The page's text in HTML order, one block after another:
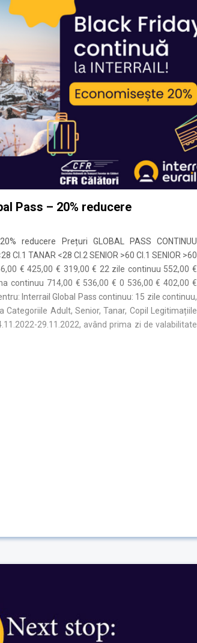
Pass – 20% reducere
reducere Prețuri GLOBAL PASS CONTINUU
Cl.1 TANAR <28 Cl.2 SENIOR >60 Cl.1 SENIOR >60
€ 425,00 € 319,00 € 22 zile continuu 552,00 €
continuu 714,00 € 536,00 € 0 536,00 € 402,00 €
Interrail Global Pass continuu: 15 zile continuu,
Adult, Senior, Tanar, Copil Legitimațiile
29.11.2022, având prima zi de valabilitate